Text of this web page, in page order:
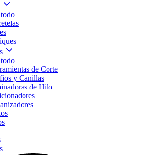
de Corte
y Canillas
de Hilo